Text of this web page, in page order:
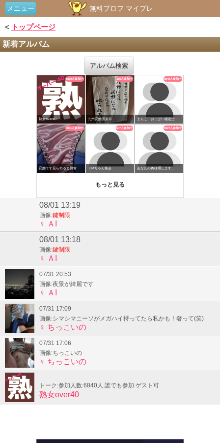
メニュー 無料プロフ マイプレ
< トップページ
新着アルバム
アルバム検索
08/01 13:19
画像:鍵制限
♀ ＡI
08/01 13:18
画像:鍵制限
♀ ＡI
07/31 20:53
画像:夜景が綺麗です
♀ ＡI
07/31 17:09
画像:シマシマニーソがメガハイ持ってたら私かも！奢って(笑)
♀ ちっこいの
07/31 17:06
画像:ちっこいの
♀ ちっこいの